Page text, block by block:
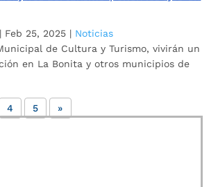
| Feb 25, 2025 | Noticias
de Cultura y Turismo, vivirán un
en La Bonita y otros municipios de
4 5 »